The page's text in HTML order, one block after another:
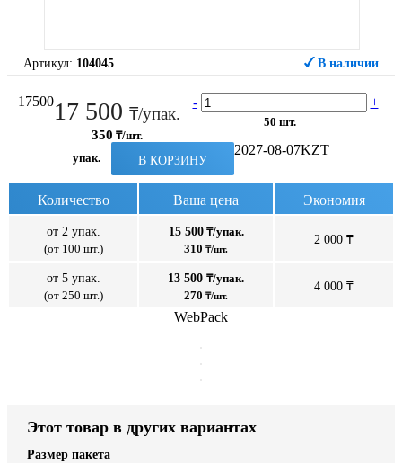
Артикул: 104045 В наличии
1750017 500 ₸/упак.
350 ₸/шт.
- +
50 шт.
упак. В КОРЗИНУ
2027-08-07KZT
Количество Ваша цена Экономия
от 2 упак.
(от 100 шт.)
15 500₸/упак.
310 ₸/шт.
2 000 ₸
от 5 упак.
(от 250 шт.)
13 500 ₸/упак.
270 ₸/шт.
4 000 ₸
WebPack
Этот товар в других вариантах
Размер пакета